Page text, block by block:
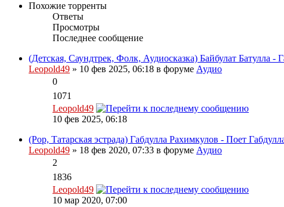
Похожие торренты
Ответы
Просмотры
Последнее сообщение
(Детская, Саундтрек, Фолк, Аудиосказка) Байбулат Батулла
Leopold49 » 10 фев 2025, 06:18 в форуме Аудио
0
1071
Leopold49
10 фев 2025, 06:18
(Pop, Татарская эстрада) Габдулла Рахимкулов - Поет
Leopold49 » 18 фев 2020, 07:33 в форуме Аудио
2
1836
Leopold49
10 мар 2020, 07:00